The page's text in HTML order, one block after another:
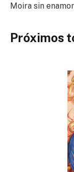
Moira sin
Próximos